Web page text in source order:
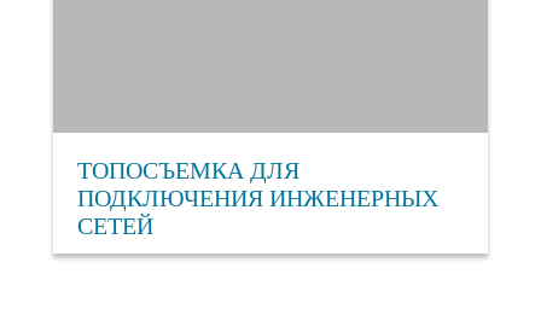
ТОПОСЪЕМКА ДЛЯ
ПОДКЛЮЧЕНИЯ ИНЖЕНЕРНЫХ
СЕТЕЙ